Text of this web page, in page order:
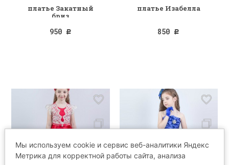
платье Закатный
бриз
950 Р
платье Изабелла
850 Р
Мы используем cookie и сервис веб-аналитики Яндекс
Метрика для корректной работы сайта, анализа